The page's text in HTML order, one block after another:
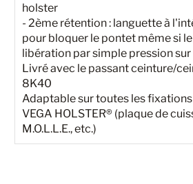
holster
- 2ème rétention : languette à
pour bloquer le pontet même si
libération par simple pression
Livré avec le passant ceinture/
8K40
Adaptable sur toutes les
VEGA HOLSTER® (plaque de
M.O.L.L.E., etc.)